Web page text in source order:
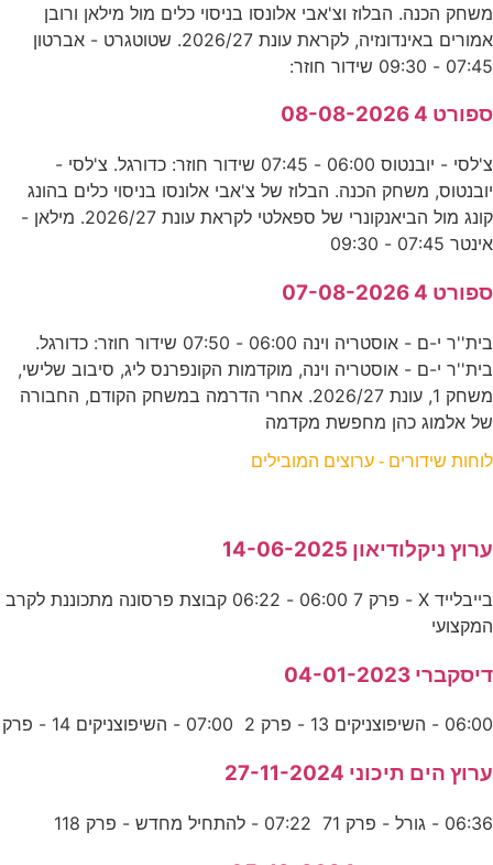
משחק הכנה. הבלוז וצ'אבי אלונסו בניסוי כלים מול מילאן ורובן
אמורים באינדונזיה, לקראת עונת 2026/27. שטוטגרט - אברטון
07:45 - 09:30 שידור חוזר:
ספורט 4 08-08-2026
צ'לסי - יובנטוס 06:00 - 07:45 שידור חוזר: כדורגל. צ'לסי -
יובנטוס, משחק הכנה. הבלוז של צ'אבי אלונסו בניסוי כלים בהונג
קונג מול הביאנקונרי של ספאלטי לקראת עונת 2026/27. מילאן -
אינטר 07:45 - 09:30
ספורט 4 07-08-2026
בית''ר י-ם - אוסטריה וינה 06:00 - 07:50 שידור חוזר: כדורגל.
בית''ר י-ם - אוסטריה וינה, מוקדמות הקונפרנס ליג, סיבוב שלישי,
משחק 1, עונת 2026/27. אחרי הדרמה במשחק הקודם, החבורה
של אלמוג כהן מחפשת מקדמה
לוחות שידורים - ערוצים המובילים
ערוץ ניקלודיאון 14-06-2025
בייבלייד X - פרק 7 06:00 - 06:22 קבוצת פרסונה מתכוננת לקרב
המקצועי
דיסקברי 04-01-2023
06:00 - השיפוצניקים 13 - פרק 2 07:00 - השיפוצניקים 14 - פרק
ערוץ הים תיכוני 27-11-2024
06:36 - גורל - פרק 71 07:22 - להתחיל מחדש - פרק 118